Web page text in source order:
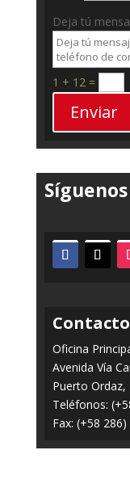
Deja tú
1 + 12=
Enviar
Síguenos
Oficina
Avenida Vía
Puerto Ordaz,
Teléfonos:
Fax: (+58 286)